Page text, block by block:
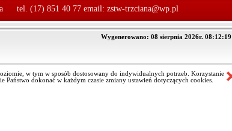
tel. (17) 851 40 77 email: zstw-trzciana@wp.pl
Wygenerowano: 08 sierpnia 2026r. 08:12:19
w tym w sposób dostosowany do indywidualnych potrzeb. Korzystanie
dokonać w każdym czasie zmiany ustawień dotyczących cookies.